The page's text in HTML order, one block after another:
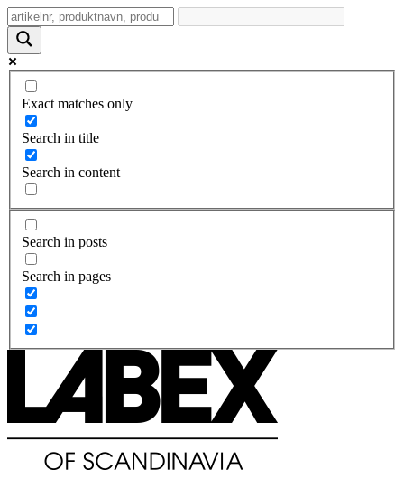
Exact matches only
Search in title
Search in content
Search in posts
Search in pages